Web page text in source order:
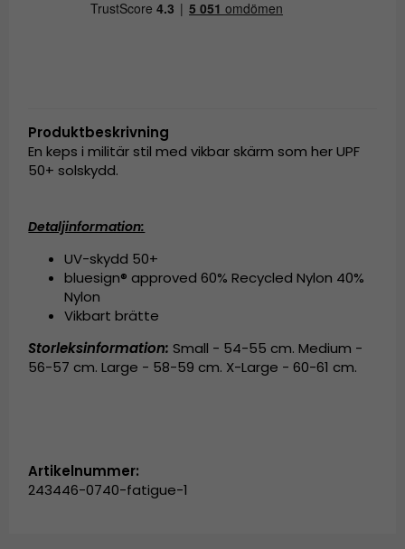
Produktbeskrivning
En keps i militär stil med vikbar skärm som her UPF
50+ solskydd.
Detaljinformation:
UV-skydd 50+
bluesign® approved 60% Recycled Nylon 40%
Nylon
Vikbart brätte
Storleksinformation: Small - 54-55 cm. Medium -
56-57 cm. Large - 58-59 cm. X-Large - 60-61 cm.
Artikelnummer:
243446-0740-fatigue-1